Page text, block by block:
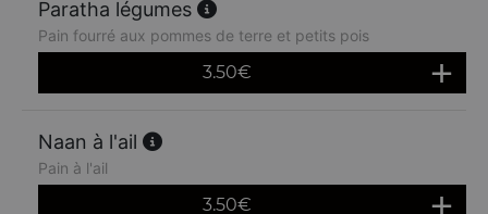
Paratha légumes
Pain fourré aux pommes de terre et petits pois
3.50€
Naan à l'ail
Pain à l'ail
3.50€